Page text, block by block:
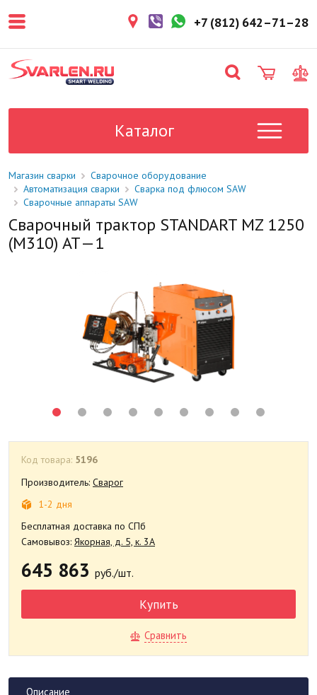
более 3 рабочих дней.
поставки в магазин: 1-2 рабочих
дня.
Данный товар отсутствует на
уточните у менеджера.
+7 (812) 642–71–28
Каталог
Магазин сварки
Сварочное оборудование
Автоматизация сварки
Сварка под флюсом SAW
Сварочные аппараты SAW
Сварочный трактор STANDART MZ 1250
(М310) АТ—1
Код товара: 5196
Производитель: Сварог
1-2 дня
Бесплатная доставка по СПб
Самовывоз: Якорная, д. 5, к. 3А
645 863 руб./шт.
Купить
Сравнить
Описание